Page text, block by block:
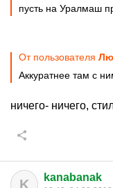
пусть на Уралмаш
От пользователя
Аккуратнее там с
ничего- ничего,
K kanabanak